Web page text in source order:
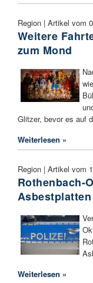
Region | Artikel vom
Weitere
zum Mond
Glitzer, bevor es auf
Weiterlesen »
Region | Artikel vom
Rothenbach-
Asbestplatten
Weiterlesen »